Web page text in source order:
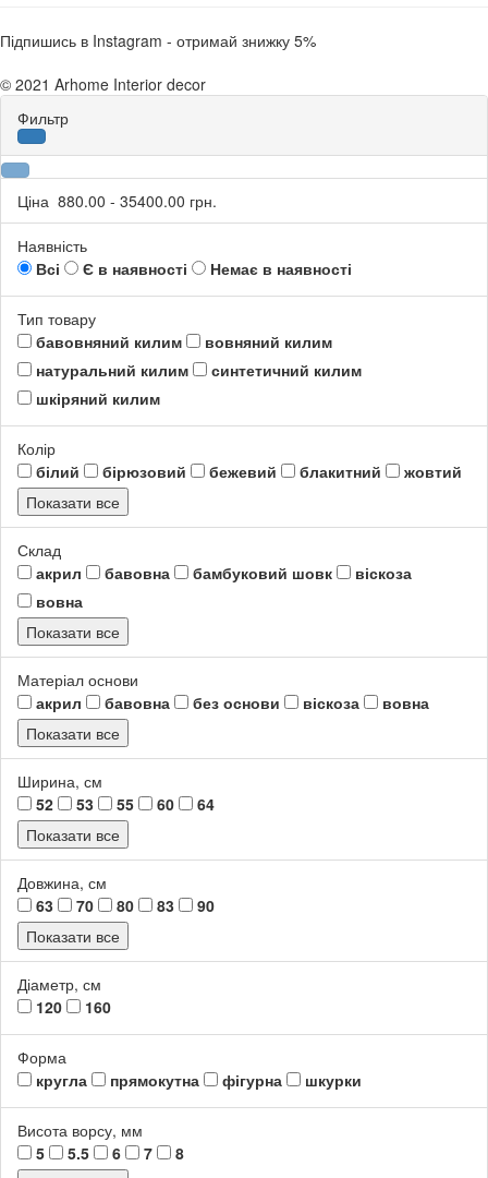
Підпишись в Instagram - отримай знижку 5%
© 2021 Arhome Interior decor
Фильтр
Ціна 880.00 - 35400.00 грн.
Наявність
Всі
Є в наявності Немає в наявності
Тип товару
бавовняний килим
вовняний килим
натуральний килим
синтетичний килим
шкіряний килим
Колір
білий
бірюзовий бежевий блакитний
жовтий
Показати все
Склад
акрил
бавовна бамбуковий шовк
віскоза
вовна
Показати все
Матеріал основи
акрил
бавовна без основи віскоза
вовна
Показати все
Ширина, см
52
53 55 60
64
Показати все
Довжина, см
63
70 80 83
90
Показати все
Діаметр, см
120
160
Форма
кругла
прямокутна фігурна шкурки
Висота ворсу, мм
5
5.5 6 7
8